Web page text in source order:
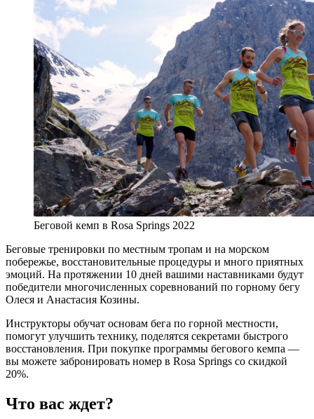
Беговой кемп в Rosa Springs 2022
Беговые тренировки по местным тропам и на морском
побережье, восстановительные процедуры и много приятных
эмоций. На протяжении 10 дней вашими наставниками будут
победители многочисленных соревнований по горному бегу
Олеся и Анастасия Козины.
Инструкторы обучат основам бега по горной местности,
помогут улучшить технику, поделятся секретами быстрого
восстановления. При покупке программы бегового кемпа —
вы можете забронировать номер в Rosa Springs со скидкой
20%.
Что вас ждет?